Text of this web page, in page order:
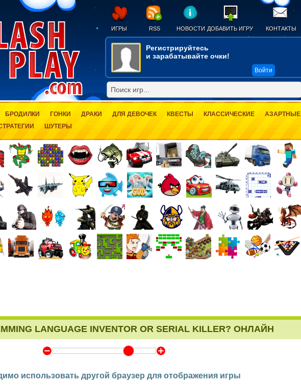
ИГРЫ RSS НОВОСТИ ДОБАВИТЬ ИГРУ КОНТАКТЫ
Регистрируйтесь
и зарабатывайте очки!
Войти
БРОДИЛКИ ГОНКИ ДРАКИ ДЛЯ ДЕВОЧЕК КВЕСТЫ КЛАССИЧЕСКИЕ АЗАРТНЫЕ
ШУТЕРЫ
LANGUAGE INVENTOR OR SERIAL KILLER? ОНЛАЙН
Y Z
использовать другой браузер для отображения игры